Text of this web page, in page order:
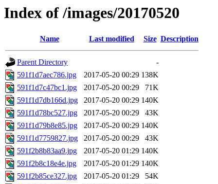
Index of /images/20170520
Name Last modified Size Description
Parent Directory
-
591f1d7aec786.jpg
2017-05-20 00:29 138K
591f1d7c47bc1.jpg
2017-05-20 00:29
71K
591f1d7db166d.jpg
2017-05-20 00:29 140K
591f1d78bc527.jpg
2017-05-20 00:29
43K
591f1d79b8e85.jpg
2017-05-20 00:29 140K
591f1d7759827.jpg
2017-05-20 00:29
43K
591f2b8b83aa9.jpg
2017-05-20 01:29 140K
591f2b8c18e4e.jpg
2017-05-20 01:29 140K
591f2b85ce327.jpg
2017-05-20 01:29
54K